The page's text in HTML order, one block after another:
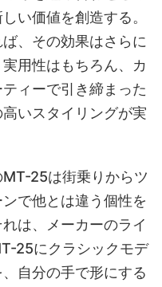
い価値を創造する。
、その効果はさらに
用性はもちろん、カ
ィーで引き締まった
いスタイリングが実
25は街乗りからツ
で他とは違う個性を
は、メーカーのライ
25にクラシックモデ
自分の手で形にする